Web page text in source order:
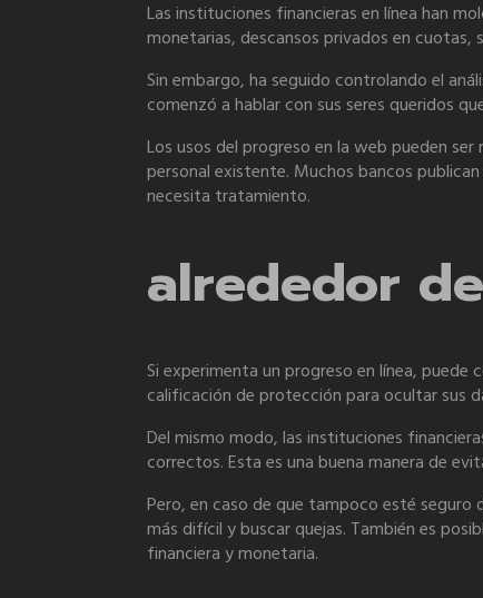
Las instituciones financieras en línea han
monetarias, descansos privados en cuotas,
Sin embargo, ha seguido controlando el
comenzó a hablar con sus seres queridos
Los usos del progreso en la web pueden
personal existente. Muchos bancos
necesita tratamiento.
alrededor
Si experimenta un progreso en línea, puede
calificación de protección para ocultar sus
Del mismo modo, las instituciones
correctos. Esta es una buena manera de
Pero, en caso de que tampoco esté seguro
más difícil y buscar quejas. También es
financiera y monetaria.